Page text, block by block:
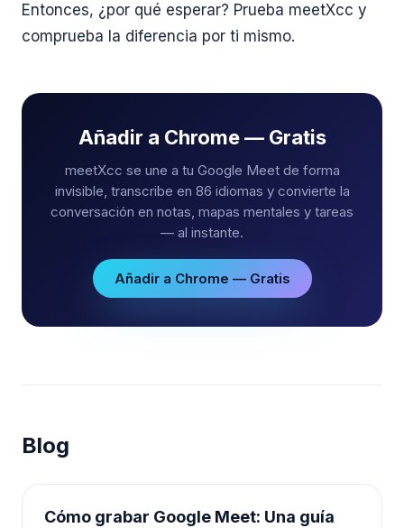
Entonces, ¿por qué esperar? Prueba meetXcc y
comprueba la diferencia por ti mismo.
Añadir a Chrome — Gratis
meetXcc se une a tu Google Meet de forma
invisible, transcribe en 86 idiomas y convierte la
conversación en notas, mapas mentales y tareas
— al instante.
Añadir a Chrome — Gratis
Blog
Cómo grabar Google Meet: Una guía